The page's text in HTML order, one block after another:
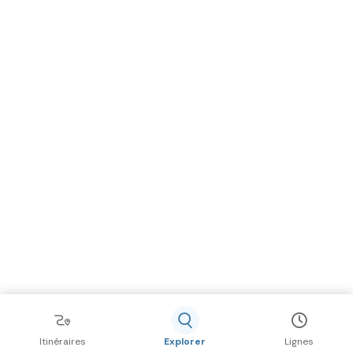
Itinéraires Explorer Lignes